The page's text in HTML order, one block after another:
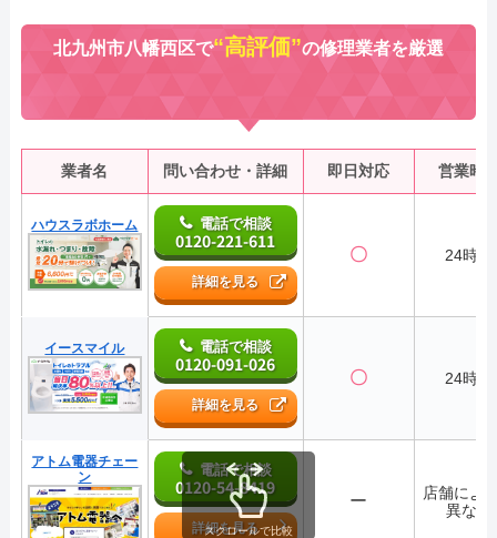
北九州市八幡西区で“高評価”の修理業者を厳選
業者名 問い合わせ・詳細 即日対応 営業時
ハウスラボホーム 電話で相談
0120-221-611
詳細を見る
〇 24時間
イースマイル 電話で相談
0120-091-026
詳細を見る
〇 24時間
アトム電器チェー
ン
電話で相談
0120-54-8419
詳細を見る
ー
店舗によ
異なる
スクロールで比較